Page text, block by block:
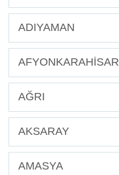
ADIYAMAN
AFYONKARAHİSAR
AĞRI
AKSARAY
AMASYA